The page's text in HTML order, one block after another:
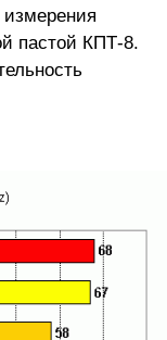
пастой КПТ-8.